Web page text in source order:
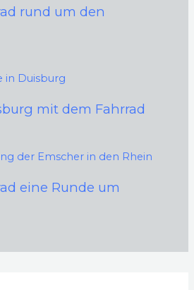
rund um den
mit dem Fahrrad
eine Runde um